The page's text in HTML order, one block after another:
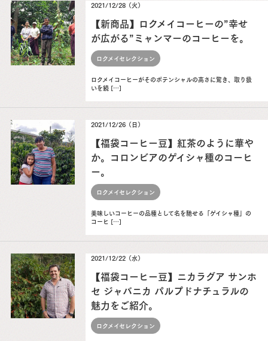
2021/12/28（火）
【新商品】ロクメイコーヒーの”幸せ
が広がる”ミャンマーのコーヒーを。
ロクメイセレクション
ロクメイコーヒーがそのポテンシャルの高さに驚き、取り扱
いを続 […]
2021/12/26（日）
【福袋コーヒー豆】紅茶のように華や
か。コロンビアのゲイシャ種のコーヒ
ー。
ロクメイセレクション
美味しいコーヒーの品種として名を馳せる「ゲイシャ種」の
コーヒ […]
2021/12/22（水）
【福袋コーヒー豆】ニカラグア サンホ
セ ジャバニカ パルプドナチュラルの
魅力をご紹介。
ロクメイセレクション